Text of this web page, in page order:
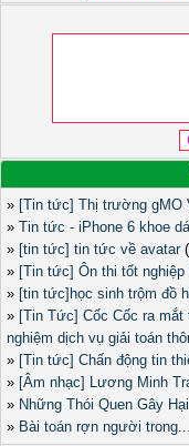
» [Tin tức] Thị trường gMO
» Tin tức - iPhone 6 khoe
» [tin tức] tin tức về avatar
» [Tin tức] Ôn thi tốt nghiệp
» [tin tức]học sinh trộm đồ
» [Tin Tức] Cốc Cốc ra
nghiệm dịch vụ giải toán
» [Tin tức] Chấn động tin
» [Âm nhạc] Lương Minh
» Những Thói Quen Gây
» Bài toán rợn người